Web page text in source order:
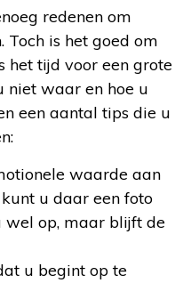
redenen om
Toch is het goed om
het tijd voor een grote
niet waar en hoe u
een aantal tips die u
waarde aan
u daar een foto
wel op, maar blijft de
u begint op te